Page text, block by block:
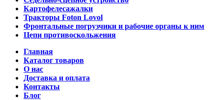
Картофелесажалки
Тракторы Foton Lovol
Фронтальные погрузчики и рабочие органы к ним
Цепи противоскольжения
Главная
Каталог товаров
О нас
Доставка и оплата
Контакты
Блог